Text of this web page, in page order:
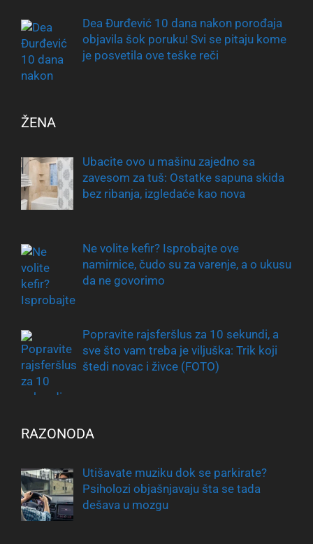
Dea Đurđević 10 dana nakon porođaja
objavila šok poruku! Svi se pitaju kome
je posvetila ove teške reči
ŽENA
Ubacite ovo u mašinu zajedno sa
zavesom za tuš: Ostatke sapuna skida
bez ribanja, izgledaće kao nova
Ne volite kefir? Isprobajte ove
namirnice, čudo su za varenje, a o ukusu
da ne govorimo
Popravite rajsferšlus za 10 sekundi, a
sve što vam treba je viljuška: Trik koji
štedi novac i živce (FOTO)
RAZONODA
Utišavate muziku dok se parkirate?
Psiholozi objašnjavaju šta se tada
dešava u mozgu